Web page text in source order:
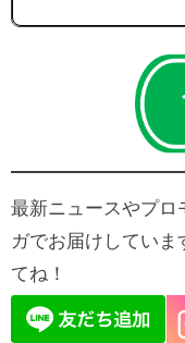
最新ニュースやプロ
ガでお届けしてい
てね！